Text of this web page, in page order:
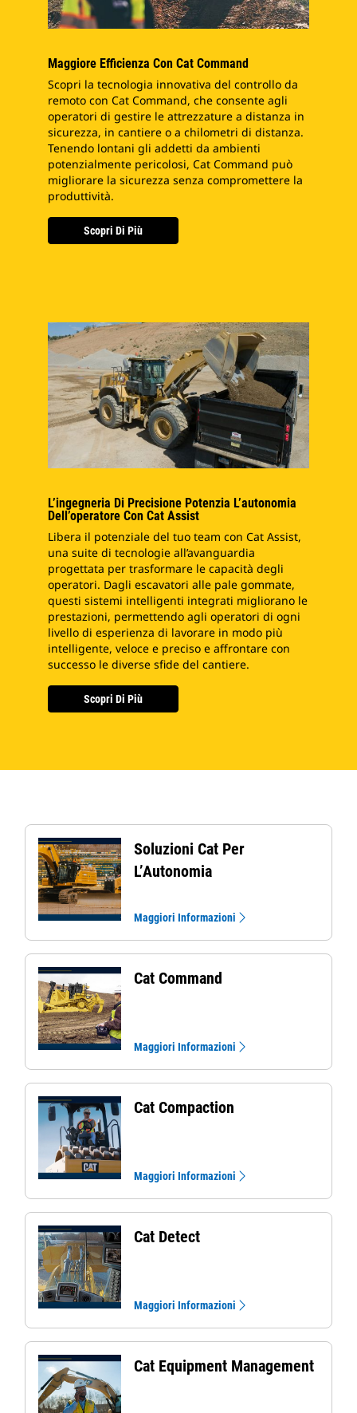
Maggiore Efficienza Con Cat Command
Scopri la tecnologia innovativa del controllo da
remoto con Cat Command, che consente agli
operatori di gestire le attrezzature a distanza in
sicurezza, in cantiere o a chilometri di distanza.
Tenendo lontani gli addetti da ambienti
potenzialmente pericolosi, Cat Command può
migliorare la sicurezza senza compromettere la
produttività.
Scopri Di Più
L’ingegneria Di Precisione Potenzia L’autonomia
Dell’operatore Con Cat Assist
Libera il potenziale del tuo team con Cat Assist,
una suite di tecnologie all’avanguardia
progettata per trasformare le capacità degli
operatori. Dagli escavatori alle pale gommate,
questi sistemi intelligenti integrati migliorano le
prestazioni, permettendo agli operatori di ogni
livello di esperienza di lavorare in modo più
intelligente, veloce e preciso e affrontare con
successo le diverse sfide del cantiere.
Scopri Di Più
Soluzioni Cat Per
L’Autonomia
Maggiori Informazioni
Cat Command
Maggiori Informazioni
Cat Compaction
Maggiori Informazioni
Cat Detect
Maggiori Informazioni
Cat Equipment Management